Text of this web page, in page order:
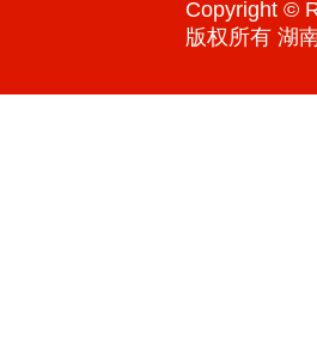
Copyright ©
版权所有 湖